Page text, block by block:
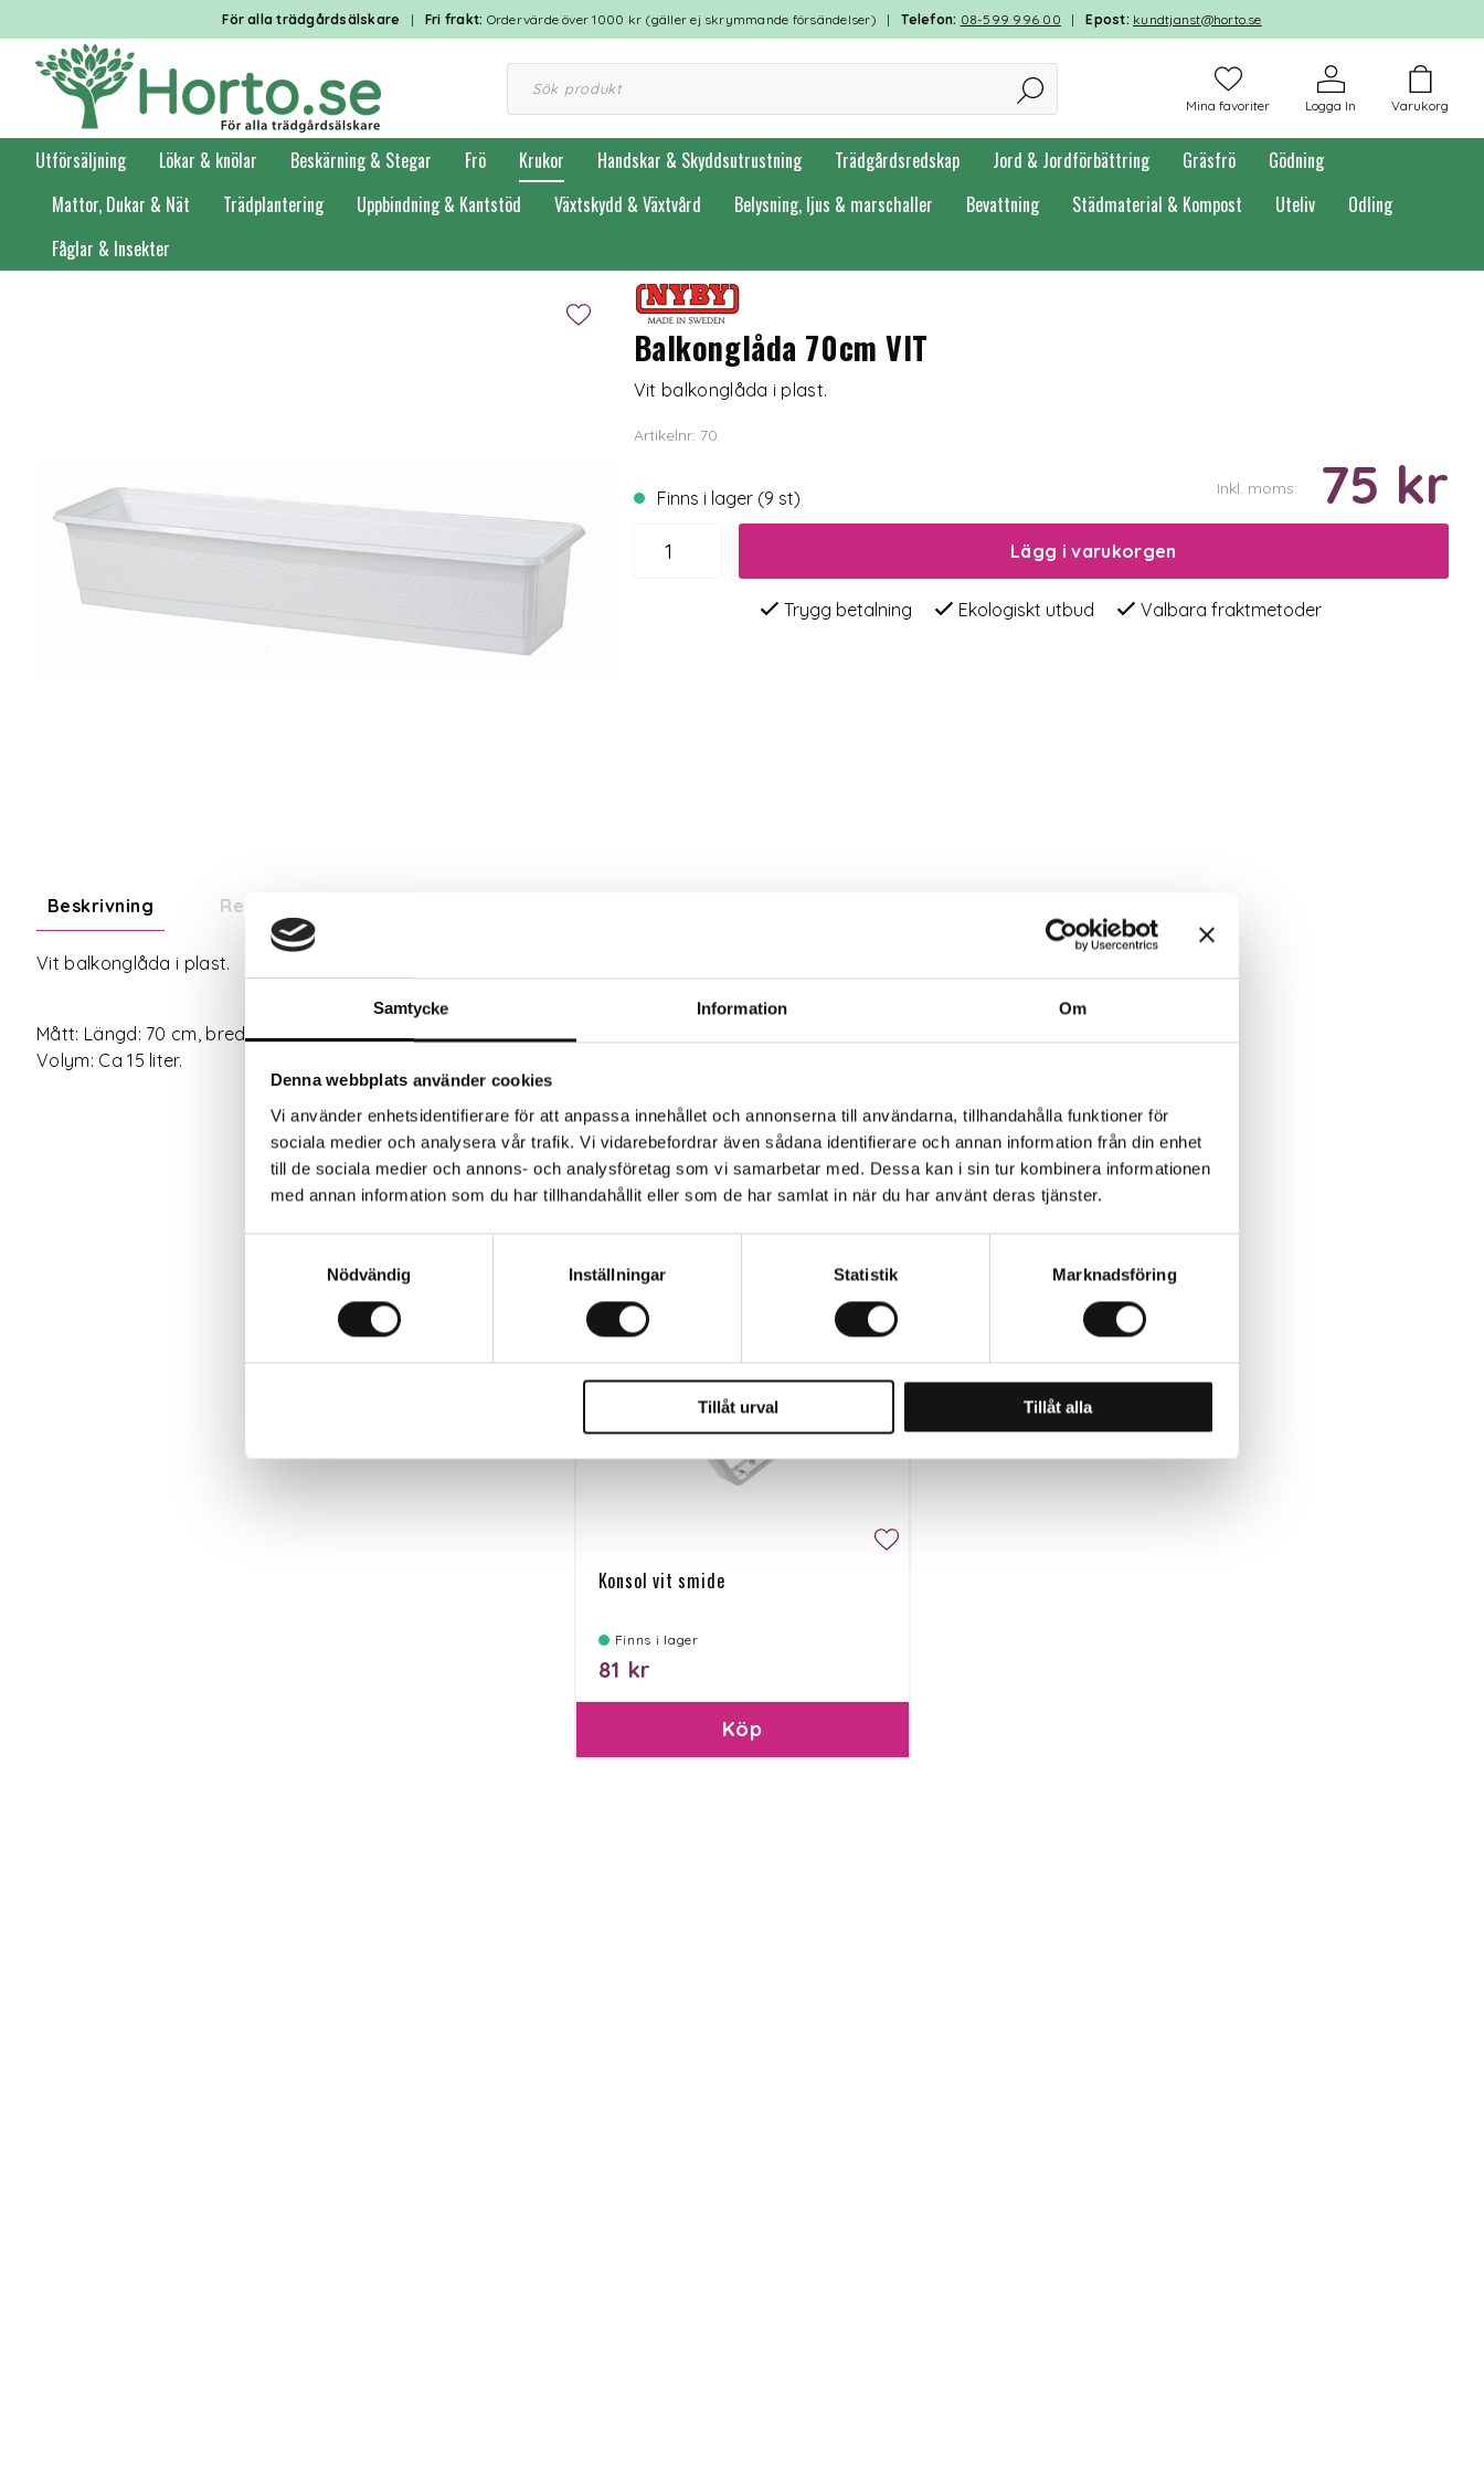
Samtycke Information Om
Denna webbplats använder cookies
Vi använder enhetsidentifierare för att anpassa innehållet och annonserna till användarna, tillhandahålla funktioner för
sociala medier och analysera vår trafik. Vi vidarebefordrar även sådana identifierare och annan information från din enhet
till de sociala medier och annons- och analysföretag som vi samarbetar med. Dessa kan i sin tur kombinera informationen
med annan information som du har tillhandahållit eller som de har samlat in när du har använt deras tjänster.
Nödvändig
Inställningar Statistik Marknadsföring
Tillåt urval Tillåt alla
För alla trädgårdsälskare | Fri frakt: Ordervärde över 1000 kr (gäller ej skrymmande försändelser) |Telefon: 08-599 996 00 |Epost: kundtjanst@horto.se
Varukorg
Logga In
Mina favoriter
Utförsäljning Lökar & knölar Beskärning & Stegar Frö Krukor Handskar & Skyddsutrustning Trädgårdsredskap Jord & Jordförbättring Gräsfrö
Gödning
Mattor, Dukar & Nät
Trädplantering Uppbindning & Kantstöd Växtskydd & Växtvård Belysning, ljus & marschaller Bevattning Städmaterial & Kompost Uteliv
Odling
Fåglar & Insekter
Förstasidan Krukor
Balkonglåda 70cm VIT
Vit balkonglåda i plast.
Artikelnr: 70
Finns i lager (9 st) Inkl. moms: 75 kr
Lägg i varukorgen
Trygg betalning Ekologiskt utbud Valbara fraktmetoder
Beskrivning Recensioner
Vit balkonglåda i plast.
Mått: Längd: 70 cm, bredd: 17 cm, höjd: 13 cm.
Volym: Ca 15 liter.
Relaterade produkter
Konsol vit smide
Finns i lager
81 kr
Köp